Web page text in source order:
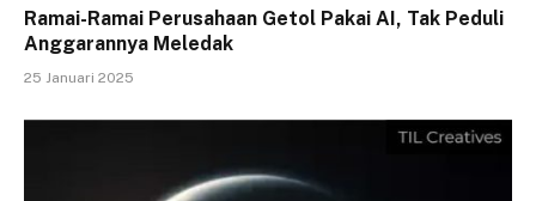
Ramai-Ramai Perusahaan Getol Pakai AI, Tak Peduli
Anggarannya Meledak
25 Januari 2025